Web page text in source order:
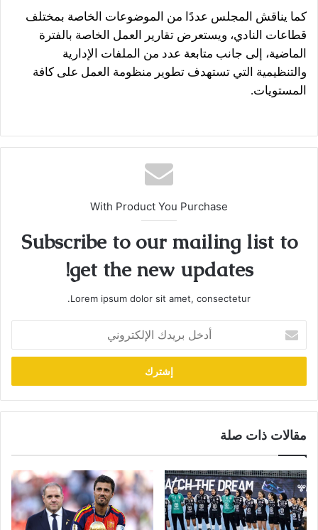
كما يناقش المجلس عددًا من الموضوعات الخاصة بمختلف
قطاعات النادي، ويستعرض تقارير العمل الخاصة بالفترة
الماضية، إلى جانب متابعة عدد من الملفات الإدارية
والتنظيمية التي تستهدف تطوير منظومة العمل على كافة
المستويات.
With Product You Purchase
Subscribe to our mailing list to
get the new updates!
Lorem ipsum dolor sit amet, consectetur.
بريدك
الإلكتروني
مقالات ذات صلة